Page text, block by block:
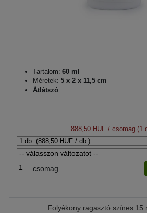
Tartalom: 60 ml
Méretek: 5 x 2 x 11,5 cm
Átlátszó
888,50 HUF / csomag (1
csomag
Folyékony ragasztó színes 15